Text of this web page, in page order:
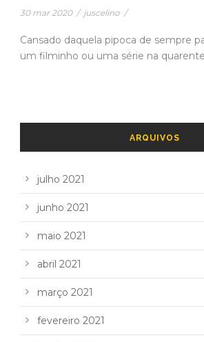
30 mar 2020 / juscelino /
Cansado daquela pipoca de sempre
um filminho ou uma série na
ARQUIVOS
julho 2021
junho 2021
maio 2021
abril 2021
março 2021
fevereiro 2021